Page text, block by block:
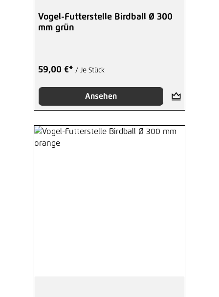
Vogel-Futterstelle Birdball Ø 300
mm grün
59,00 €* / Je Stück
Ansehen